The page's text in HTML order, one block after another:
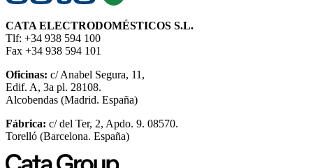
CATA ELECTRODOMÉSTICOS S.L.
Tlf: +34 938 594 100
Fax +34 938 594 101
Oficinas: c/ Anabel Segura, 11,
Edif. A, 3a pl. 28108.
Alcobendas (Madrid. España)
Fábrica: c/ del Ter, 2, Apdo. 9. 08570.
Torelló (Barcelona. España)